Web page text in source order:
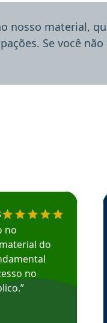
nosso material,
Se você
o Aprova
no
do
no